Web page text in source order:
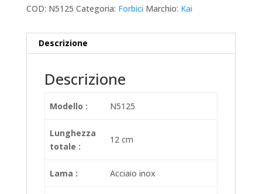
COD: N5125 Categoria: Forbici Marchio: Kai
Descrizione
Descrizione
Modello : N5125
Lunghezza
totale :
12 cm
Lama : Acciaio inox